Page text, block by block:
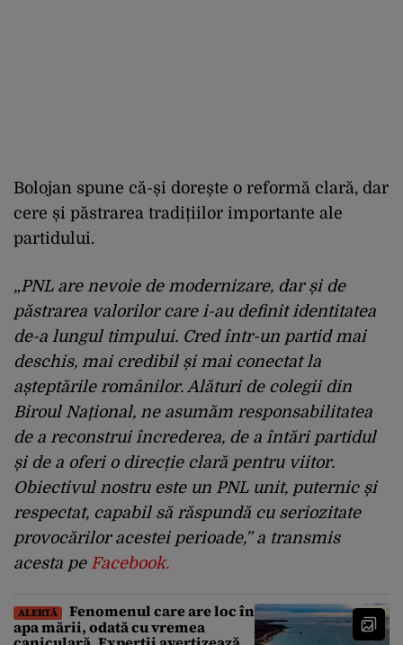
Bolojan spune că-și dorește o reformă clară, dar
cere și păstrarea tradițiilor importante ale
partidului.
„PNL are nevoie de modernizare, dar și de
păstrarea valorilor care i-au definit identitatea
de-a lungul timpului. Cred într-un partid mai
deschis, mai credibil și mai conectat la
așteptările românilor. Alături de colegii din
Biroul Național, ne asumăm responsabilitatea
de a reconstrui încrederea, de a întări partidul
și de a oferi o direcție clară pentru viitor.
Obiectivul nostru este un PNL unit, puternic și
respectat, capabil să răspundă cu seriozitate
provocărilor acestei perioade,” a transmis
acesta pe Facebook.
ALERTĂ
Fenomenul care are loc în
apa mării, odată cu vremea